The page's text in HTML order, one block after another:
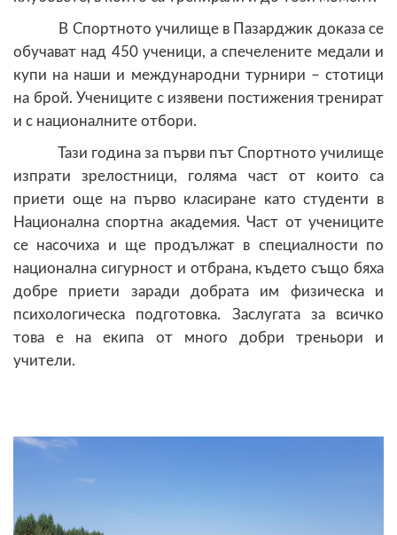
В Спортното училище в Пазарджик доказа се
обучават над 450 ученици, а спечелените медали и
купи на наши и международни турнири – стотици
на брой. Учениците с изявени постижения тренират
и с националните отбори.
Тази година за първи път Спортното училище
изпрати зрелостници, голяма част от които са
приети още на първо класиране като студенти в
Национална спортна академия. Част от учениците
се насочиха и ще продължат в специалности по
национална сигурност и отбрана, където също бяха
добре приети заради добрата им физическа и
психологическа подготовка. Заслугата за всичко
това е на екипа от много добри треньори и
учители.